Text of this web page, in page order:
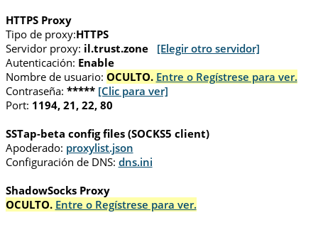
HTTPS Proxy
Tipo de proxy:HTTPS
Servidor proxy: il.trust.zone
[Elegir otro servidor]
Autenticación: Enable
Nombre de usuario: OCULTO. Entre o Regístrese para ver.
Contraseña: ***** [Clic para ver]
Port: 1194, 21, 22, 80
SSTap-beta config files (SOCKS5 client)
Apoderado: proxylist.json
Configuración de DNS: dns.ini
ShadowSocks Proxy
OCULTO. Entre o Regístrese para ver.